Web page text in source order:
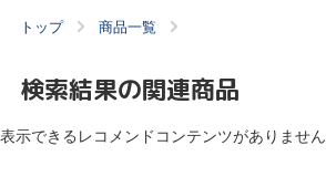
トップ 商品一覧
検索結果の関連商品
表示できるレコメンドコンテンツがありません